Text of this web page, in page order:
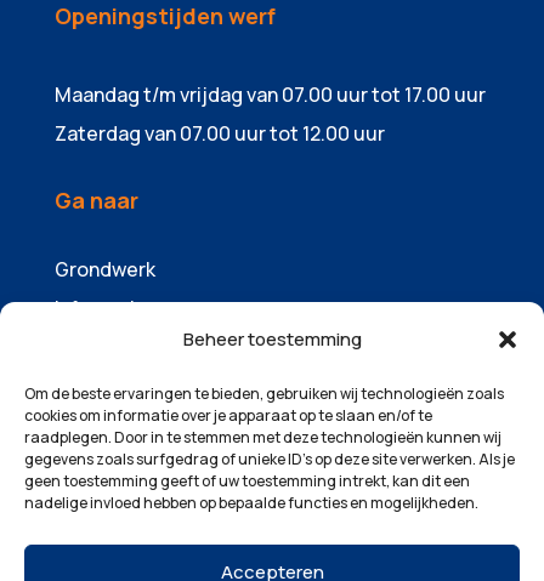
Beheer toestemming
Om de beste ervaringen te bieden, gebruiken wij technologieën zoals
cookies om informatie over je apparaat op te slaan en/of te
raadplegen. Door in te stemmen met deze technologieën kunnen wij
gegevens zoals surfgedrag of unieke ID's op deze site verwerken. Als je
geen toestemming geeft of uw toestemming intrekt, kan dit een
nadelige invloed hebben op bepaalde functies en mogelijkheden.
Accepteren
Openingstijden werf
Maandag t/m vrijdag van 07.00 uur tot 17.00 uur
Zaterdag van 07.00 uur tot 12.00 uur
Ga naar
Grondwerk
Infrawerk
Containers & zandhandel
Machinepark
Over ons
Projecten
Contact